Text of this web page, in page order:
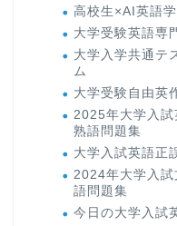
高校生×AI英語
大学受験英語専
大学入学共通テ
ム
大学受験自由英
2025年大学入
熟語問題集
大学入試英語正
2024年大学入
語問題集
今日の大学入試